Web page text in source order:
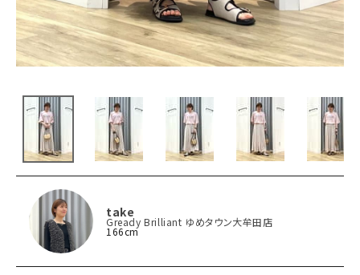
take
Gready Brilliant ゆめタウン大牟田店
166cm